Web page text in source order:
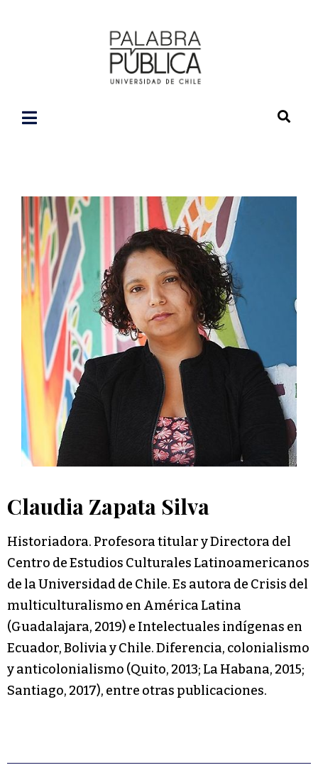
Claudia Zapata Silva
Historiadora. Profesora titular y Directora del
Centro de Estudios Culturales Latinoamericanos
de la Universidad de Chile. Es autora de Crisis del
multiculturalismo en América Latina
(Guadalajara, 2019) e Intelectuales indígenas en
Ecuador, Bolivia y Chile. Diferencia, colonialismo
y anticolonialismo (Quito, 2013; La Habana, 2015;
Santiago, 2017), entre otras publicaciones.